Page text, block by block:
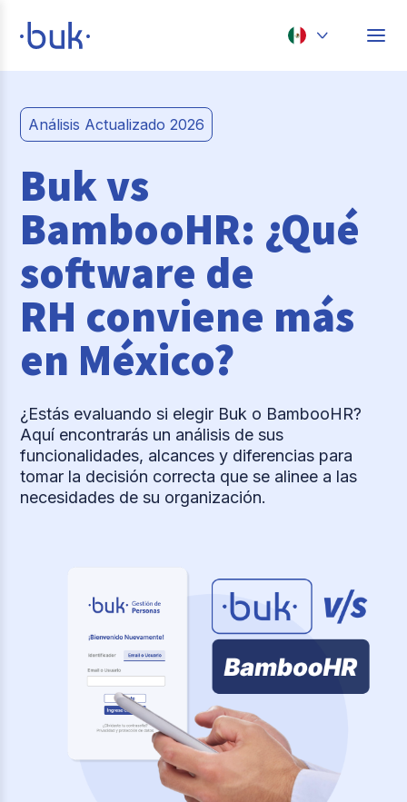
Colombia
Brasil
Análisis Actualizado 2026
Buk vs
BambooHR: ¿Qué
software de
RH conviene más
en México?
¿Estás evaluando si elegir Buk o BambooHR?
Aquí encontrarás un análisis de sus
funcionalidades, alcances y diferencias para
tomar la decisión correcta que se alinee a las
necesidades de su organización.